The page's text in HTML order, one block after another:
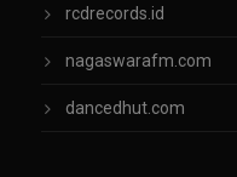
rcdrecords.id
nagaswarafm.com
dancedhut.com